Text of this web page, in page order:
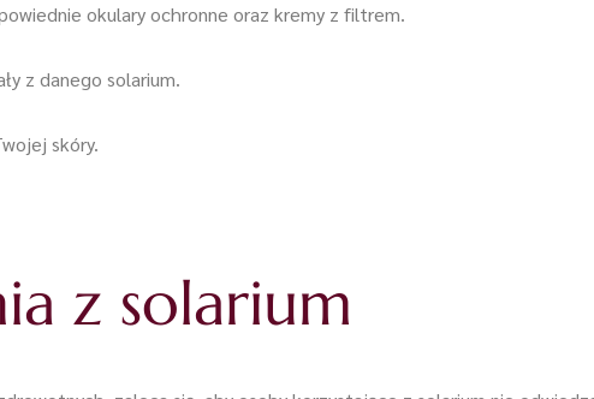
okulary ochronne oraz kremy z filtrem.
z danego solarium.
skóry.
z solarium